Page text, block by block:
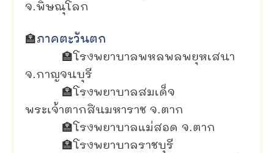
จ.พิษณุโลก
🏣 ภาคตะวันตก
🏣 โรงพยาบาลพหลพลพยุหเสนา
จ.กาญจนบุรี
🏣 โรงพยาบาลสมเด็จ
พระเจ้าตากสินมหาราช จ.ตาก
🏣 โรงพยาบาลแม่สอด จ.ตาก
🏣 โรงพยาบาลราชบุรี